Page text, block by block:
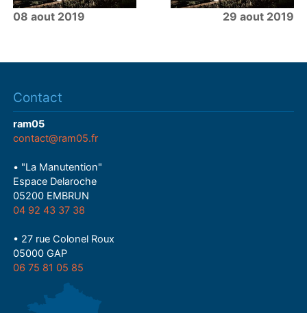
08 aout 2019 29 aout 2019
Contact
ram05
contact@ram05.fr
• "La Manutention"
Espace Delaroche
05200 EMBRUN
04 92 43 37 38
• 27 rue Colonel Roux
05000 GAP
06 75 81 05 85